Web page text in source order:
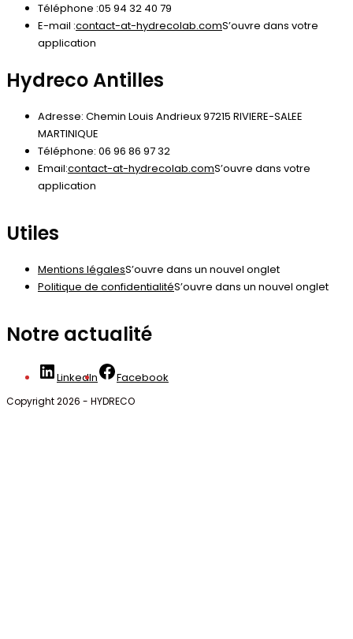
Téléphone :05 94 32 40 79
E-mail :contact-at-hydrecolab.comS’ouvre dans votre
application
Hydreco Antilles
Adresse: Chemin Louis Andrieux 97215 RIVIERE-SALEE
MARTINIQUE
Téléphone: 06 96 86 97 32
Email:contact-at-hydrecolab.comS’ouvre dans votre
application
Utiles
Mentions légalesS’ouvre dans un nouvel onglet
Politique de confidentialitéS’ouvre dans un nouvel onglet
Notre actualité
LinkedIn Facebook
Copyright 2026 - HYDRECO